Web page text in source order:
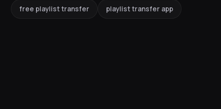
free playlist transfer playlist transfer app